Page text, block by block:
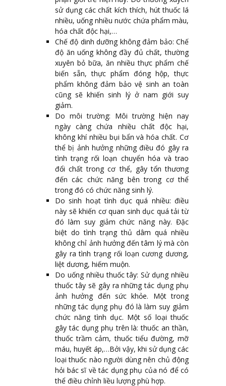
sử dụng các chất kích thích, hút thuốc lá
nhiều, uống nhiều nước chứa phẩm màu,
hóa chất độc hại,…
Chế độ dinh dưỡng không đảm bảo: Chế
độ ăn uống không đầy đủ chất, thường
xuyên bỏ bữa, ăn nhiều thực phẩm chế
biến sẵn, thực phẩm đóng hộp, thực
phẩm không đảm bảo vệ sinh an toàn
cũng sẽ khiến sinh lý ở nam giới suy
giảm.
Do môi trường: Môi trường hiện nay
ngày càng chứa nhiều chất độc hại,
không khí nhiều bụi bẩn và hóa chất. Cơ
thể bị ảnh hưởng những điều đó gây ra
tình trạng rối loạn chuyển hóa và trao
đổi chất trong cơ thể, gây tổn thương
đến các chức năng bên trong cơ thể
trong đó có chức năng sinh lý.
Do sinh hoạt tình dục quá nhiều: điều
này sẽ khiến cơ quan sinh dục quá tải từ
đó làm suy giảm chức năng này. Đặc
biệt do tình trạng thủ dâm quá nhiều
không chỉ ảnh hưởng đến tâm lý mà còn
gây ra tình trạng rối loạn cương dương,
liệt dương, hiếm muộn.
Do uống nhiều thuốc tây: Sử dụng nhiều
thuốc tây sẽ gây ra những tác dụng phụ
ảnh hưởng đến sức khỏe. Một trong
những tác dụng phụ đó là làm suy giảm
chức năng tình dục. Một số loại thuốc
gây tác dụng phụ trên là: thuốc an thần,
thuốc trầm cảm, thuốc tiểu đường, mỡ
máu, huyết áp,…Bởi vậy, khi sử dụng các
loại thuốc nào người dùng nên chủ động
hỏi bác sĩ về tác dụng phụ của nó để có
thể điều chỉnh liều lượng phù hợp.